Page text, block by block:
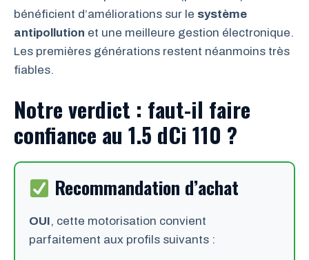
bénéficient d’améliorations sur le système
antipollution et une meilleure gestion électronique.
Les premières générations restent néanmoins très
fiables.
Notre verdict : faut-il faire
confiance au 1.5 dCi 110 ?
Recommandation d’achat
OUI, cette motorisation convient
parfaitement aux profils suivants :